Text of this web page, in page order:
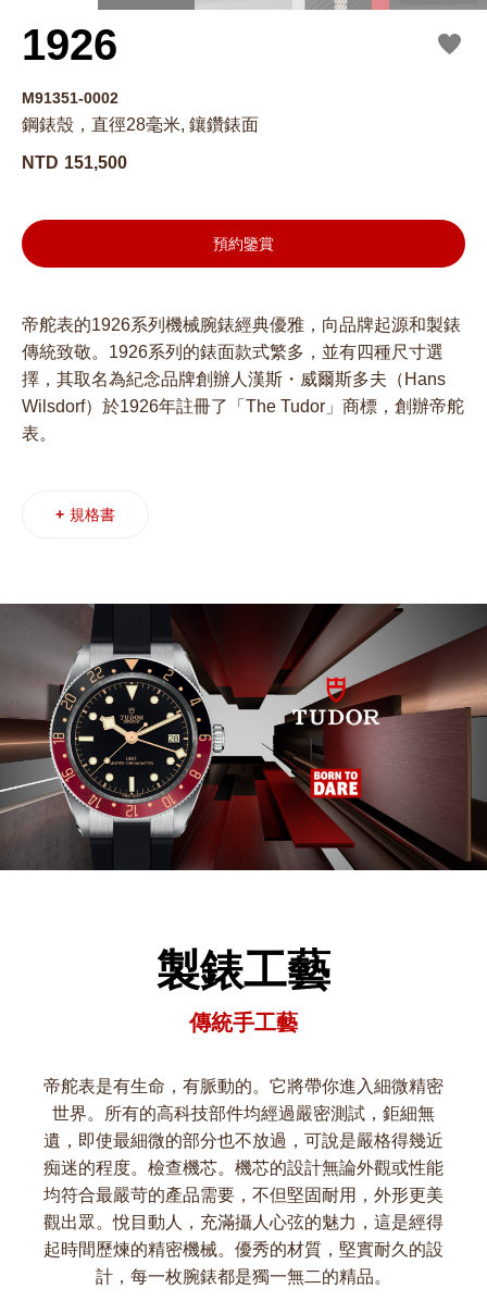
1926
M91351-0002
鋼錶殼，直徑28毫米, 鑲鑽錶面
NTD 151,500
預約鑒賞
帝舵表的1926系列機械腕錶經典優雅，向品牌起源和製錶
傳統致敬。1926系列的錶面款式繁多，並有四種尺寸選
擇，其取名為紀念品牌創辦人漢斯・威爾斯多夫（Hans
Wilsdorf）於1926年註冊了「The Tudor」商標，創辦帝舵
表。
+ 規格書
製錶工藝
傳統手工藝
帝舵表是有生命，有脈動的。它將帶你進入細微精密
世界。所有的高科技部件均經過嚴密測試，鉅細無
遺，即使最細微的部分也不放過，可說是嚴格得幾近
痴迷的程度。檢查機芯。機芯的設計無論外觀或性能
均符合最嚴苛的產品需要，不但堅固耐用，外形更美
觀出眾。悅目動人，充滿攝人心弦的魅力，這是經得
起時間歷煉的精密機械。優秀的材質，堅實耐久的設
計，每一枚腕錶都是獨一無二的精品。